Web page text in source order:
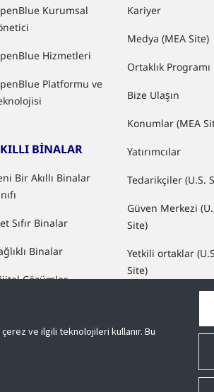
Kurumsal
Hizmetleri
Platformu ve
BİNALAR
Bir Akıllı Binalar
Sıfır Binalar
Binalar
Çözümler
Kariyer
Medya (MEA Site)
Ortaklık Programı
Bize Ulaşın
Konumlar (MEA
Yatırımcılar
Tedarikçiler (U.S.
Güven Merkezi
Site)
Yetkili ortaklar
Site)
ve ilgili teknolojileri kullanır. Bu